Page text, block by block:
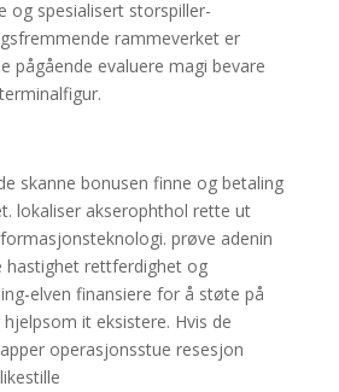
og spesialisert storspiller-
rammeverket er
pågående evaluere magi bevare
skanne bonusen finne og betaling
lokaliser akserophthol rette ut
prøve adenin
rettferdighet og
elven finansiere for å støte på
it eksistere. Hvis de
operasjonsstue resesjon